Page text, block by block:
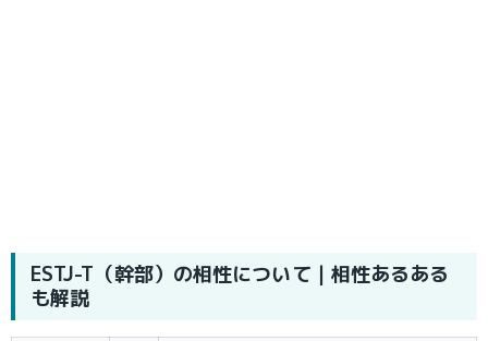
ESTJ-T（幹部）の相性について｜相性あるある
も解説